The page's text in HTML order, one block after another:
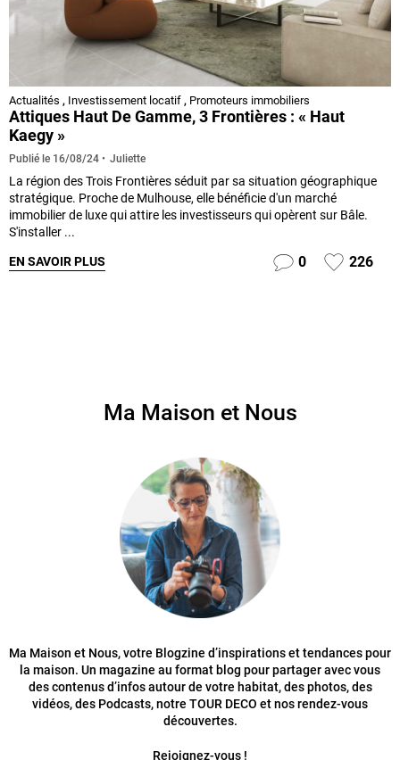
Actualités , Investissement locatif , Promoteurs immobiliers
Attiques Haut De Gamme, 3 Frontières : « Haut
Kaegy »
Publié le 16/08/24 Juliette
La région des Trois Frontières séduit par sa situation géographique
stratégique. Proche de Mulhouse, elle bénéficie d'un marché
immobilier de luxe qui attire les investisseurs qui opèrent sur Bâle.
S'installer ...
EN SAVOIR PLUS 0 226
Ma Maison et Nous
Ma Maison et Nous, votre Blogzine d’inspirations et tendances pour
la maison. Un magazine au format blog pour partager avec vous
des contenus d’infos autour de votre habitat, des photos, des
vidéos, des Podcasts, notre TOUR DECO et nos rendez-vous
découvertes.
Rejoignez-vous !